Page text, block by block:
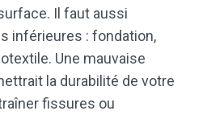
Il faut aussi
inférieures : fondation,
Une mauvaise
la durabilité de votre
fissures ou